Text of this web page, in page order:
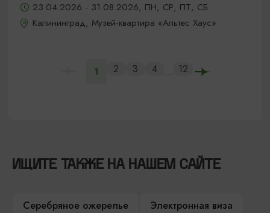
23.04.2026 - 31.08.2026, ПН, СР, ПТ, СБ
Калининград, Музей-квартира «Альтес Хаус»
1 2 3 4 ... 12
ИЩИТЕ ТАКЖЕ НА НАШЕМ САЙТЕ
Серебряное ожерелье
Электронная виза